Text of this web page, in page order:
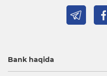
Bank haqida